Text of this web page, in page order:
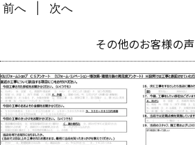
前へ 次へ
その他のお客様の声